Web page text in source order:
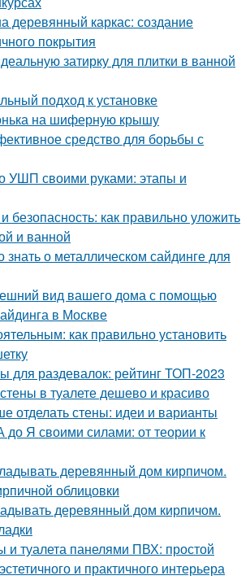
деревянный каркас: создание
покрытия
затирку для плитки в ванной
подход к установке
на шиферную крышу
средство для борьбы с
УШП своими руками: этапы и
безопасность: как правильно уложить
и ванной
знать о металлическом сайдинге для
вид вашего дома с помощью
в Москве
как правильно установить
раздевалок: рейтинг ТОП-2023
в туалете дешево и красиво
отделать стены: идеи и варианты
до Я своими силами: от теории к
деревянный дом кирпичом.
облицовки
деревянный дом кирпичом.
и туалета панелями ПВХ: простой
и практичного интерьера